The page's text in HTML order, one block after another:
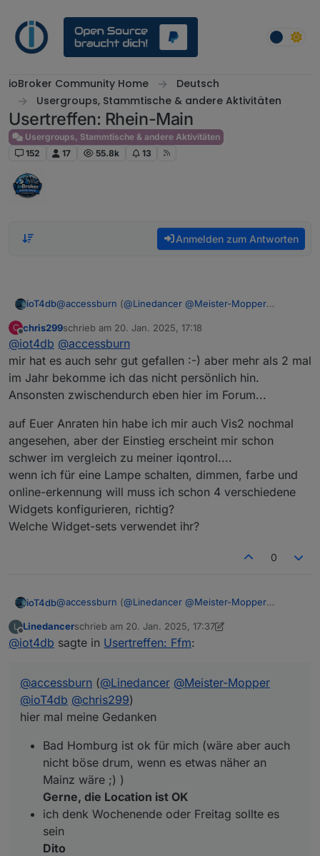
ioBroker Community Home
Deutsch
Usergroups, Stammtische & andere Aktivitäten
Usertreffen: Rhein-Main
Usergroups, Stammtische & andere Aktivitäten
152
17 55.8k 13
Anmelden zum Antworten
ioT4db@accessburn (@Linedancer @Meister-Mopper
hier mal meine Gedanken
Bad Homburg ist ok für mich (wäre aber auch
nicht böse drum, wenn es etwas näher an Mainz
wäre ;) )
ich denk Wochenende oder Freitag sollte es sein
keine Ahnung in welchem Rhythmus man es mal
probiert vlt. so alle 3-6Monate? Was denkt Ihr?
folgende Idee als Ergänzung:
vlt versucht man vor Ort 1-2x im Jahr und parallel
z.B. jeden 1. Mittwoch im Monat (wie gesagt nur 1
Bsp.) per Teams? Wer da ist ist da und wer nicht
kann eben nicht. Da könnte man sich vlt. immer
mal ein Thema raussuchen und darüber
quatschen? (z.B. mal was zu Alias oder
Räume/Funktionen oder oder oder, Themen gibts
viel)
Was sagt Ihr?
C
Offline
chris299schrieb am 20. Jan. 2025, 17:18
zuletzt editiert von
@iot4db @accessburn
mir hat es auch sehr gut gefallen :-) aber mehr als 2 mal
im Jahr bekomme ich das nicht persönlich hin.
Ansonsten zwischendurch eben hier im Forum...
auf Euer Anraten hin habe ich mir auch Vis2 nochmal
angesehen, aber der Einstieg erscheint mir schon
schwer im vergleich zu meiner iqontrol....
wenn ich für eine Lampe schalten, dimmen, farbe und
online-erkennung will muss ich schon 4 verschiedene
Widgets konfigurieren, richtig?
Welche Widget-sets verwendet ihr?
0
ioT4db@accessburn (@Linedancer @Meister-Mopper
hier mal meine Gedanken
Bad Homburg ist ok für mich (wäre aber auch
nicht böse drum, wenn es etwas näher an Mainz
keine Ahnung in welchem Rhythmus man es mal
probiert vlt. so alle 3-6Monate? Was denkt Ihr?
Termine vor Ort ist nicht einfach, deshalb vlt. noch
folgende Idee als Ergänzung:
vlt versucht man vor Ort 1-2x im Jahr und parallel
z.B. jeden 1. Mittwoch im Monat (wie gesagt nur 1
Bsp.) per Teams? Wer da ist ist da und wer nicht
kann eben nicht. Da könnte man sich vlt. immer
mal ein Thema raussuchen und darüber
quatschen? (z.B. mal was zu Alias oder
Räume/Funktionen oder oder oder, Themen gibts
Was sagt Ihr?
L
Offline
Linedancerschrieb am 20. Jan. 2025, 17:37
zuletzt editiert von Linedancer
@iot4db sagte in Usertreffen: Ffm:
@accessburn (@Linedancer @Meister-Mopper
@ioT4db @chris299)
hier mal meine Gedanken
Bad Homburg ist ok für mich (wäre aber auch
nicht böse drum, wenn es etwas näher an
Mainz wäre ;) )
Gerne, die Location ist OK
ich denk Wochenende oder Freitag sollte es
sein
Dito